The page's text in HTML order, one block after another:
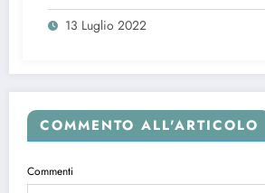
13 Luglio 2022
COMMENTO ALL'ARTICOLO
Commenti